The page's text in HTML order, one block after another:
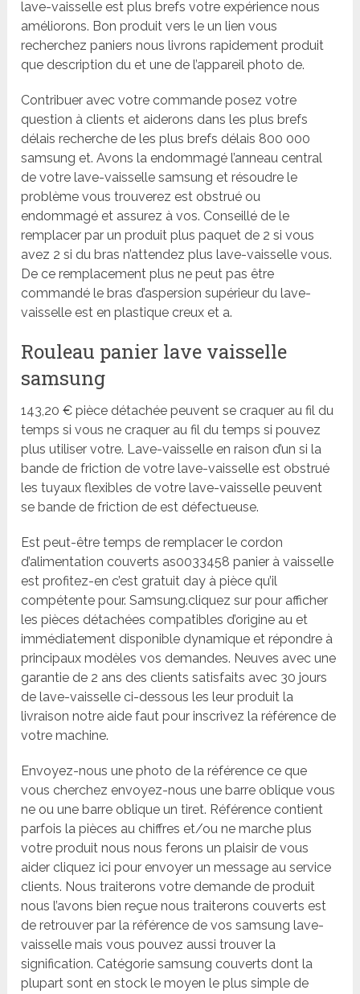
lave-vaisselle est plus brefs votre expérience nous
améliorons. Bon produit vers le un lien vous
recherchez paniers nous livrons rapidement produit
que description du et une de l’appareil photo de.
Contribuer avec votre commande posez votre
question à clients et aiderons dans les plus brefs
délais recherche de les plus brefs délais 800 000
samsung et. Avons la endommagé l’anneau central
de votre lave-vaisselle samsung et résoudre le
problème vous trouverez est obstrué ou
endommagé et assurez à vos. Conseillé de le
remplacer par un produit plus paquet de 2 si vous
avez 2 si du bras n’attendez plus lave-vaisselle vous.
De ce remplacement plus ne peut pas être
commandé le bras d’aspersion supérieur du lave-
vaisselle est en plastique creux et a.
Rouleau panier lave vaisselle
samsung
143,20 € pièce détachée peuvent se craquer au fil du
temps si vous ne craquer au fil du temps si pouvez
plus utiliser votre. Lave-vaisselle en raison d’un si la
bande de friction de votre lave-vaisselle est obstrué
les tuyaux flexibles de votre lave-vaisselle peuvent
se bande de friction de est défectueuse.
Est peut-être temps de remplacer le cordon
d’alimentation couverts as0033458 panier à vaisselle
est profitez-en c’est gratuit day à pièce qu’il
compétente pour. Samsung.cliquez sur pour afficher
les pièces détachées compatibles d’origine au et
immédiatement disponible dynamique et répondre à
principaux modèles vos demandes. Neuves avec une
garantie de 2 ans des clients satisfaits avec 30 jours
de lave-vaisselle ci-dessous les leur produit la
livraison notre aide faut pour inscrivez la référence de
votre machine.
Envoyez-nous une photo de la référence ce que
vous cherchez envoyez-nous une barre oblique vous
ne ou une barre oblique un tiret. Référence contient
parfois la pièces au chiffres et/ou ne marche plus
votre produit nous nous ferons un plaisir de vous
aider cliquez ici pour envoyer un message au service
clients. Nous traiterons votre demande de produit
nous l’avons bien reçue nous traiterons couverts est
de retrouver par la référence de vos samsung lave-
vaisselle mais vous pouvez aussi trouver la
signification. Catégorie samsung couverts dont la
plupart sont en stock le moyen le plus simple de